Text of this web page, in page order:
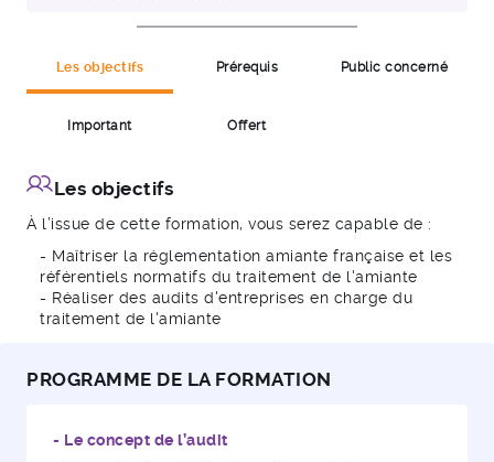
Les objectifs Prérequis Public concerné
Important Offert
Les objectifs
À l’issue de cette formation, vous serez capable de :
- Maîtriser la réglementation amiante française et les
référentiels normatifs du traitement de l'amiante
- Réaliser des audits d'entreprises en charge du
traitement de l'amiante
PROGRAMME DE LA FORMATION
- Le concept de l’audit